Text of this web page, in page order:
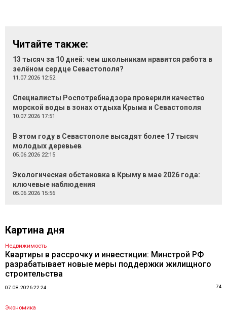
Читайте также:
13 тысяч за 10 дней: чем школьникам нравится работа в
зелёном сердце Севастополя?
11.07.2026 12:52
Специалисты Роспотребнадзора проверили качество
морской воды в зонах отдыха Крыма и Севастополя
10.07.2026 17:51
В этом году в Севастополе высадят более 17 тысяч
молодых деревьев
05.06.2026 22:15
Экологическая обстановка в Крыму в мае 2026 года:
ключевые наблюдения
05.06.2026 15:56
Картина дня
Недвижимость
Квартиры в рассрочку и инвестиции: Минстрой РФ
разрабатывает новые меры поддержки жилищного
строительства
07.08.2026 22:24 74
Экономика